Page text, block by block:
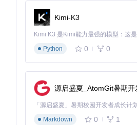
result, err :=
if
err !=
        logger.Warn(
"处理数据
        logger.Info(
"数据处理
典型生态项目
虽然直接关联的“典型生态项目”
Kimi-K3
Python
0 0
源启盛夏_AtomGit暑期开
Markdown
0 1